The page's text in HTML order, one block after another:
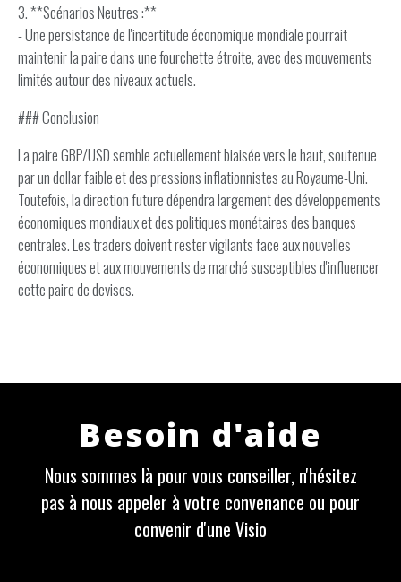
3. **Scénarios Neutres :**
- Une persistance de l'incertitude économique mondiale pourrait
maintenir la paire dans une fourchette étroite, avec des mouvements
limités autour des niveaux actuels.
### Conclusion
La paire GBP/USD semble actuellement biaisée vers le haut, soutenue
par un dollar faible et des pressions inflationnistes au Royaume-Uni.
Toutefois, la direction future dépendra largement des développements
économiques mondiaux et des politiques monétaires des banques
centrales. Les traders doivent rester vigilants face aux nouvelles
économiques et aux mouvements de marché susceptibles d'influencer
cette paire de devises.
Besoin d'aide
Nous sommes là pour vous conseiller, n'hésitez
pas à nous appeler à votre convenance ou pour
convenir d'une Visio